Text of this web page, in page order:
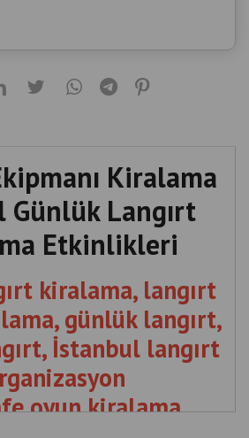
Kiralama
Günlük Langırt
Etkinlikleri
kiralama, langırt
günlük langırt,
İstanbul langırt
oyun kiralama,